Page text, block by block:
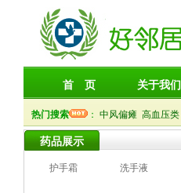
首 页 关于我们
热门搜索 ： 中风偏瘫 高血压类
药品展示
护手霜 洗手液